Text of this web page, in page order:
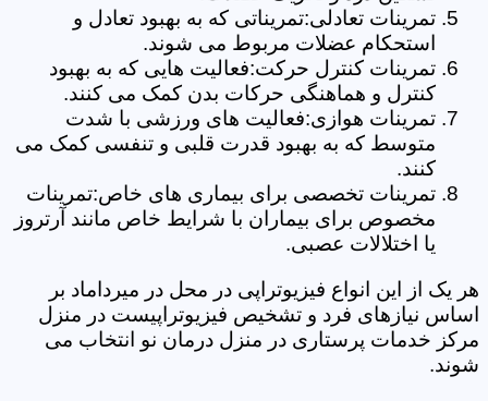
تمرینات تعادلی:تمریناتی که به بهبود تعادل و
استحکام عضلات مربوط می شوند.
تمرینات کنترل حرکت:فعالیت هایی که به بهبود
کنترل و هماهنگی حرکات بدن کمک می کنند.
تمرینات هوازی:فعالیت های ورزشی با شدت
متوسط که به بهبود قدرت قلبی و تنفسی کمک می
کنند.
تمرینات تخصصی برای بیماری های خاص:تمرینات
مخصوص برای بیماران با شرایط خاص مانند آرتروز
یا اختلالات عصبی.
هر یک از این انواع فیزیوتراپی در محل در میرداماد بر
اساس نیازهای فرد و تشخیص فیزیوتراپیست در منزل
مرکز خدمات پرستاری در منزل درمان نو انتخاب می
شوند.